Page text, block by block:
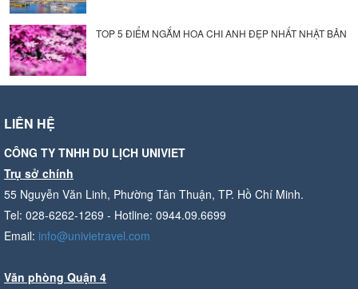
TOP 5 ĐIỂM NGẮM HOA CHI ANH ĐẸP NHẤT NHẬT BẢN
LIÊN HỆ
CÔNG TY TNHH DU LỊCH UNIVIET
Trụ sở chính
55 Nguyễn Văn Linh, Phường Tân Thuận, TP. Hồ Chí Minh.
Tel: 028-6262-1269 - Hotline: 0944.09.6699
Email: info@univietravel.com
Văn phòng Quận 4